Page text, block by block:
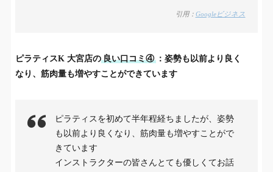
引用： Googleビジネス
ピラティスK 大宮店の 良い口コミ④ ：姿勢も以前より良く
なり、筋肉量も増やすことができています
ピラティスを初めて半年程経ちましたが、姿勢
も以前より良くなり、筋肉量も増やすことがで
きています
インストラクターの皆さんとても優しくてお話